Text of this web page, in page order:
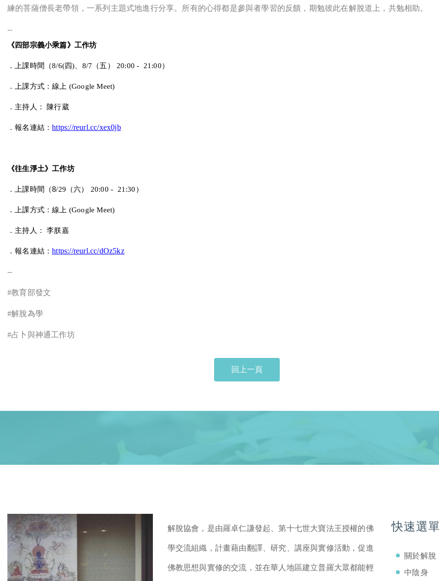
練的菩薩僧長老帶領，一系列主題式地進行分享。所有的心得都是參與者學習的反饋，期勉彼此在解脫道上，共勉相助。
--
《四部宗義小乘篇》工作坊
．上課時間（8/6(四) 8/7 （五） 20:00 - 21:00）
．上課方式：線上 (Google Meet)
．主持人： 陳行葳
．報名連結：https://reurl.cc/xex0jb
《往生淨土》工作坊
．上課時間（8/29 （六） 20:00 - 21:30 ）
．上課方式：線上 (Google Meet)
．主持人： 李朕嘉
．報名連結：https://reurl.cc/dOz5kz
--
#教育部發文
#解脫為學
#占卜與神通工作坊
回上一頁
解脫協會，是由羅卓仁謙發起、第十七世大寶法王授權的佛
學交流組織，計畫藉由翻譯、研究、講座與實修活動，促進
佛教思想與實修的交流，並在華人地區建立普羅大眾都能輕
快速選單
關於解脫
中陰身